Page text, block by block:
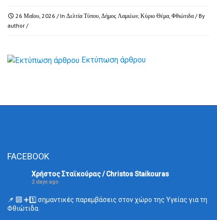
26 Μαΐου, 2026 / In Δελτία Τύπου, Δήμος Λαμιέων, Κύριο Θέμα, Φθιώτιδα / By
author /
Εκτύπωση άρθρου
FACEBOOK
Χρήστος Σταϊκούρας / Christos Staikouras
2 days ago
📌 🔟 ➕1️⃣ σημαντικές παρεμβάσεις στον χώρο της Υγείας για τη
Φθιώτιδα.